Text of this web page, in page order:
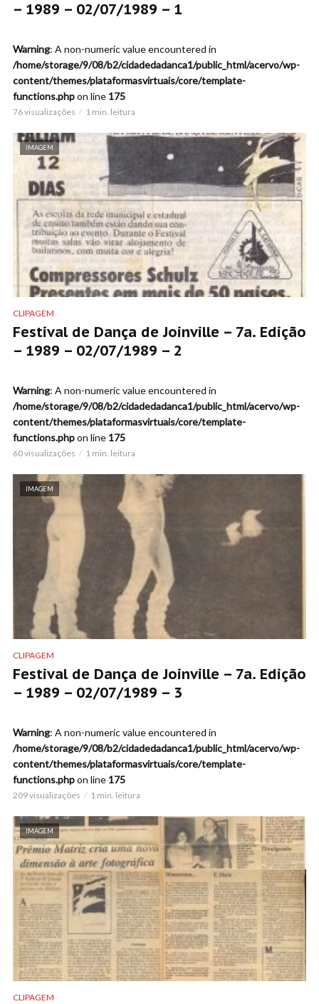
– 1989 – 02/07/1989 – 1
Warning: A non-numeric value encountered in
/home/storage/9/08/b2/cidadedadanca1/public_html/acervo/wp-
content/themes/plataformasvirtuais/core/template-
functions.phpon line 175
76 visualizações 1 min. leitura
IMAGEM
CLIPAGEM
Festival de Dança de Joinville – 7a. Edição
– 1989 – 02/07/1989 – 2
Warning: A non-numeric value encountered in
/home/storage/9/08/b2/cidadedadanca1/public_html/acervo/wp-
content/themes/plataformasvirtuais/core/template-
functions.phpon line 175
60 visualizações 1 min. leitura
IMAGEM
CLIPAGEM
Festival de Dança de Joinville – 7a. Edição
– 1989 – 02/07/1989 – 3
Warning: A non-numeric value encountered in
/home/storage/9/08/b2/cidadedadanca1/public_html/acervo/wp-
content/themes/plataformasvirtuais/core/template-
functions.phpon line 175
209 visualizações 1 min. leitura
IMAGEM
CLIPAGEM